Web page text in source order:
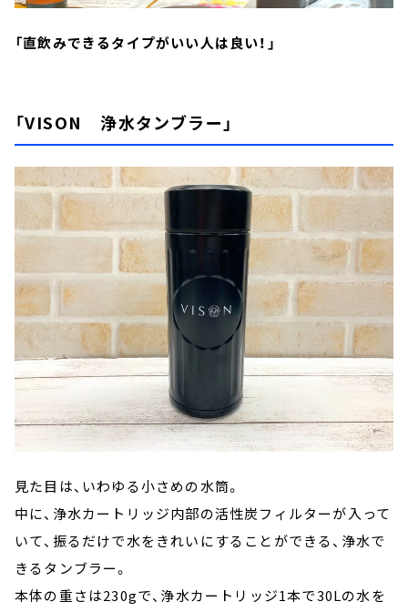
「直飲みできるタイプがいい人は良い！」
「VISON 浄水タンブラー」
見た目は、いわゆる小さめの水筒。
中に、浄水カートリッジ内部の活性炭フィルターが入って
いて、振るだけで水をきれいにすることができる、浄水で
きるタンブラー。
本体の重さは230gで、浄水カートリッジ1本で30Lの水を